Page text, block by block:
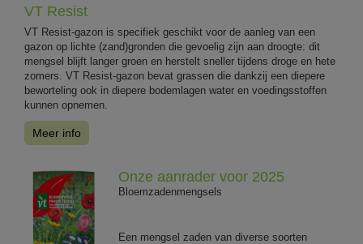
VT Resist
VT Resist-gazon is specifiek geschikt voor de aanleg van een
gazon op lichte (zand)gronden die gevoelig zijn aan droogte: dit
mengsel blijft langer groen en herstelt sneller tijdens droge en hete
zomers. VT Resist-gazon bevat grassen die dankzij een diepere
beworteling ook in diepere bodemlagen water en voedingsstoffen
kunnen opnemen.
Meer info
Onze aanrader voor 2025
Bloemzadenmengsels
Een mengsel zaden van diverse soorten